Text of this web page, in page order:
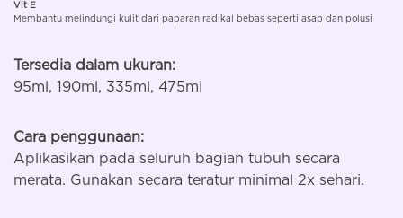
Vit E
Membantu melindungi kulit dari paparan radikal bebas seperti asap dan polusi
Tersedia dalam ukuran:
95ml, 190ml, 335ml, 475ml
Cara penggunaan:
Aplikasikan pada seluruh bagian tubuh secara
merata. Gunakan secara teratur minimal 2x sehari.